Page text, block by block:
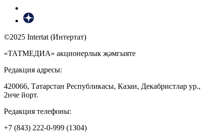
©2025 Intertat (Интертат)
«ТАТМЕДИА» акционерлык җәмгыяте
Редакция адресы:
420066, Татарстан Республикасы, Казан, Декабристлар ур.,
2нче йорт.
Редакция телефоны:
+7 (843) 222-0-999 (1304)